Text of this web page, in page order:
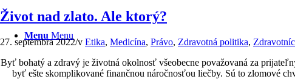
Menu Menu
Život nad zlato. Ale ktorý?
27. septembra 2022/v Etika, Medicína, Právo, Zdravotná politika,
Byť bohatý a zdravý je životná okolnosť všeobecne považovaná za
byť ešte skomplikované finančnou náročnosťou liečby. Sú to zlomové